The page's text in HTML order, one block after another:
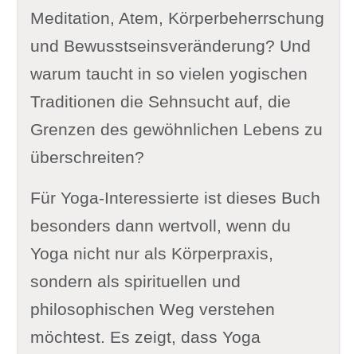
Meditation, Atem, Körperbeherrschung
und Bewusstseinsveränderung? Und
warum taucht in so vielen yogischen
Traditionen die Sehnsucht auf, die
Grenzen des gewöhnlichen Lebens zu
überschreiten?
Für Yoga-Interessierte ist dieses Buch
besonders dann wertvoll, wenn du
Yoga nicht nur als Körperpraxis,
sondern als spirituellen und
philosophischen Weg verstehen
möchtest. Es zeigt, dass Yoga